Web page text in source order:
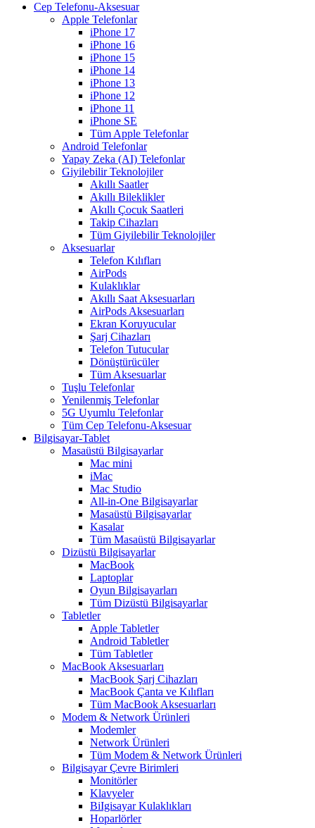
Cep Telefonu-Aksesuar
Apple Telefonlar
iPhone 17
iPhone 16
iPhone 15
iPhone 14
iPhone 13
iPhone 12
iPhone 11
iPhone SE
Tüm Apple Telefonlar
Android Telefonlar
Yapay Zeka (AI) Telefonlar
Giyilebilir Teknolojiler
Akıllı Saatler
Akıllı Bileklikler
Akıllı Çocuk Saatleri
Takip Cihazları
Tüm Giyilebilir Teknolojiler
Aksesuarlar
Telefon Kılıfları
AirPods
Kulaklıklar
Akıllı Saat Aksesuarları
AirPods Aksesuarları
Ekran Koruyucular
Şarj Cihazları
Telefon Tutucular
Dönüştürücüler
Tüm Aksesuarlar
Tuşlu Telefonlar
Yenilenmiş Telefonlar
5G Uyumlu Telefonlar
Tüm Cep Telefonu-Aksesuar
Bilgisayar-Tablet
Masaüstü Bilgisayarlar
Mac mini
iMac
Mac Studio
All-in-One Bilgisayarlar
Masaüstü Bilgisayarlar
Kasalar
Tüm Masaüstü Bilgisayarlar
Dizüstü Bilgisayarlar
MacBook
Laptoplar
Oyun Bilgisayarları
Tüm Dizüstü Bilgisayarlar
Tabletler
Apple Tabletler
Android Tabletler
Tüm Tabletler
MacBook Aksesuarları
MacBook Şarj Cihazları
MacBook Çanta ve Kılıfları
Tüm MacBook Aksesuarları
Modem & Network Ürünleri
Modemler
Network Ürünleri
Tüm Modem & Network Ürünleri
Bilgisayar Çevre Birimleri
Monitörler
Klavyeler
BiIgisayar Kulaklıkları
Hoparlörler